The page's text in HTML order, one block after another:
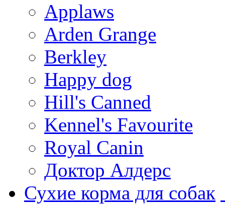
Applaws
Arden Grange
Berkley
Happy dog
Hill's Canned
Kennel's Favourite
Royal Canin
Доктор Алдерс
Сухие корма для собак